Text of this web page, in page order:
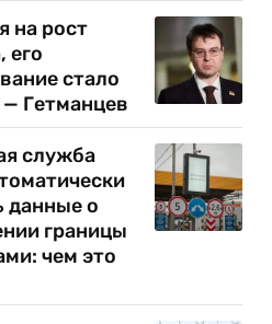
на рост
его
стало
Гетманцев
служба
данные о
границы
чем это